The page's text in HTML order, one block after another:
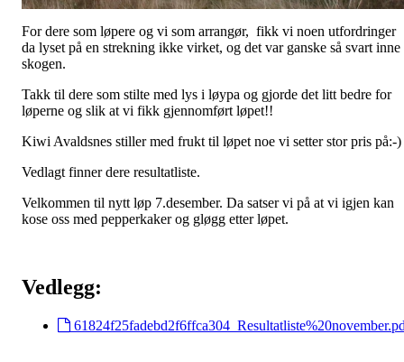
For dere som løpere og vi som arrangør, fikk vi noen utfordringer
da lyset på en strekning ikke virket, og det var ganske så svart inne
skogen.
Takk til dere som stilte med lys i løypa og gjorde det litt bedre for
løperne og slik at vi fikk gjennomført løpet!!
Kiwi Avaldsnes stiller med frukt til løpet noe vi setter stor pris på:-)
Vedlagt finner dere resultatliste.
Velkommen til nytt løp 7.desember. Da satser vi på at vi igjen kan
kose oss med pepperkaker og gløgg etter løpet.
Vedlegg: